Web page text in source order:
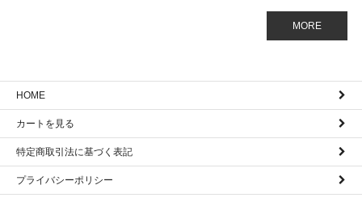
MORE
HOME
カートを見る
特定商取引法に基づく表記
プライバシーポリシー